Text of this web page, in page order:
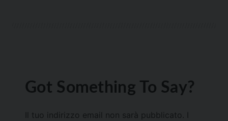
Got Something To Say?
Il tuo indirizzo email non sarà pubblicato.